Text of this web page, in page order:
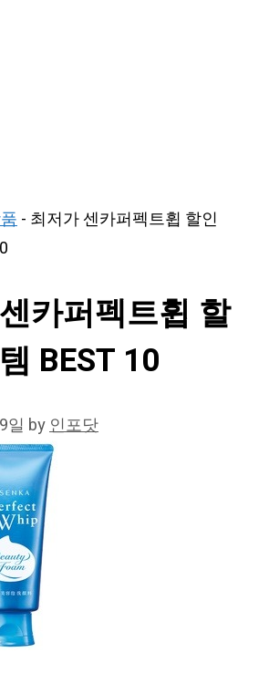
- 최저가 센카퍼펙트휩 할인
카퍼펙트휩 할
BEST 10
일 by인포닷